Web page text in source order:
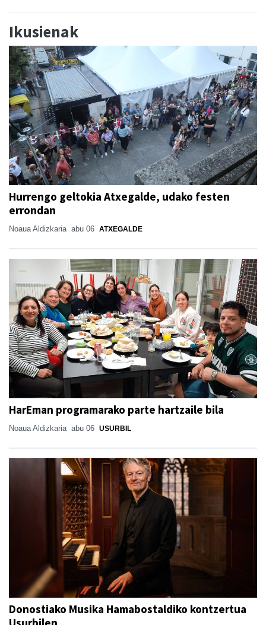
Ikusienak
Hurrengo geltokia Atxegalde, udako festen
errondan
Noaua Aldizkaria abu 06 ATXEGALDE
HarEman programarako parte hartzaile bila
Noaua Aldizkaria abu 06 USURBIL
Donostiako Musika Hamabostaldiko kontzertua